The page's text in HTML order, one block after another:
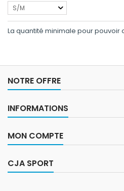
S/M
La quantité minimale pour
NOTRE OFFRE
INFORMATIONS
MON COMPTE
CJA SPORT